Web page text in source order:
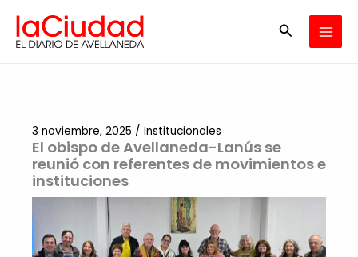
contenido
Buscar
El obispo de Avellaneda-Lanús se
reunió con referentes de movimientos e
instituciones
3 noviembre, 2025 / Institucionales